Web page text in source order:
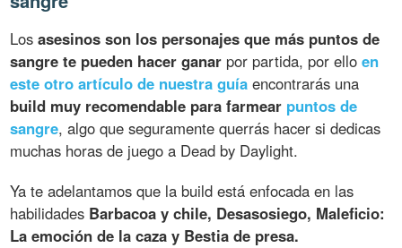
Losasesinos son los personajes que más puntos de
sangre te pueden hacer ganar por partida, por elloen
este otro artículo de nuestra guía encontrarás una
build muy recomendable para farmear puntos de
sangre, algo que seguramente querrás hacer si dedicas
muchas horas de juego a Dead by Daylight.
Ya te adelantamos que la build está enfocada en las
habilidades Barbacoa y chile, Desasosiego, Maleficio:
La emoción de la caza y Bestia de presa.